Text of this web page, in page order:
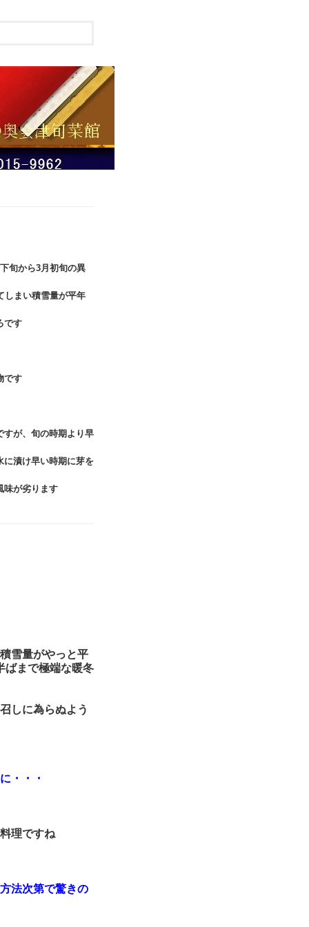
旬から3月初旬の異
しまい積雪量が平年
です
です
すが、旬の時期より早
に漬け早い時期に芽を
味が劣ります
雪量がやっと平
ばまで極端な暖冬
しに為らぬよう
・・・
理ですね
法次第で驚きの